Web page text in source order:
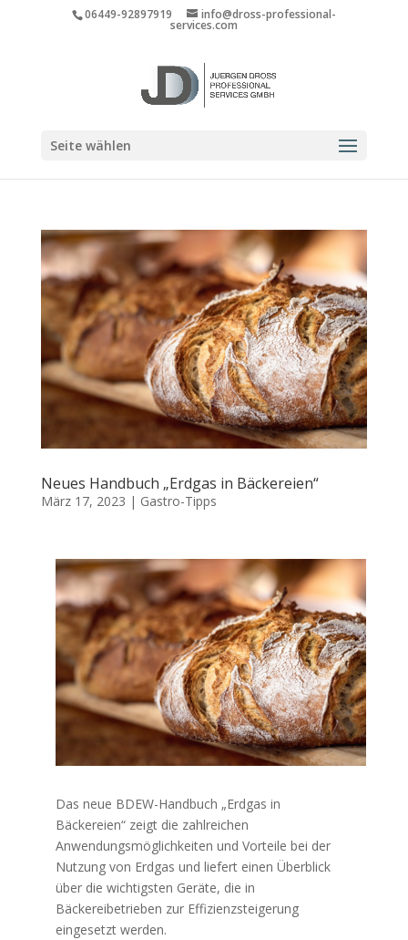
06449-92897919 info@dross-professional-
services.com
Seite wählen
Neues Handbuch „Erdgas in Bäckereien“
März 17, 2023 | Gastro-Tipps
Das neue BDEW-Handbuch „Erdgas in
Bäckereien“ zeigt die zahlreichen
Anwendungsmöglichkeiten und Vorteile bei der
Nutzung von Erdgas und liefert einen Überblick
über die wichtigsten Geräte, die in
Bäckereibetrieben zur Effizienzsteigerung
eingesetzt werden.